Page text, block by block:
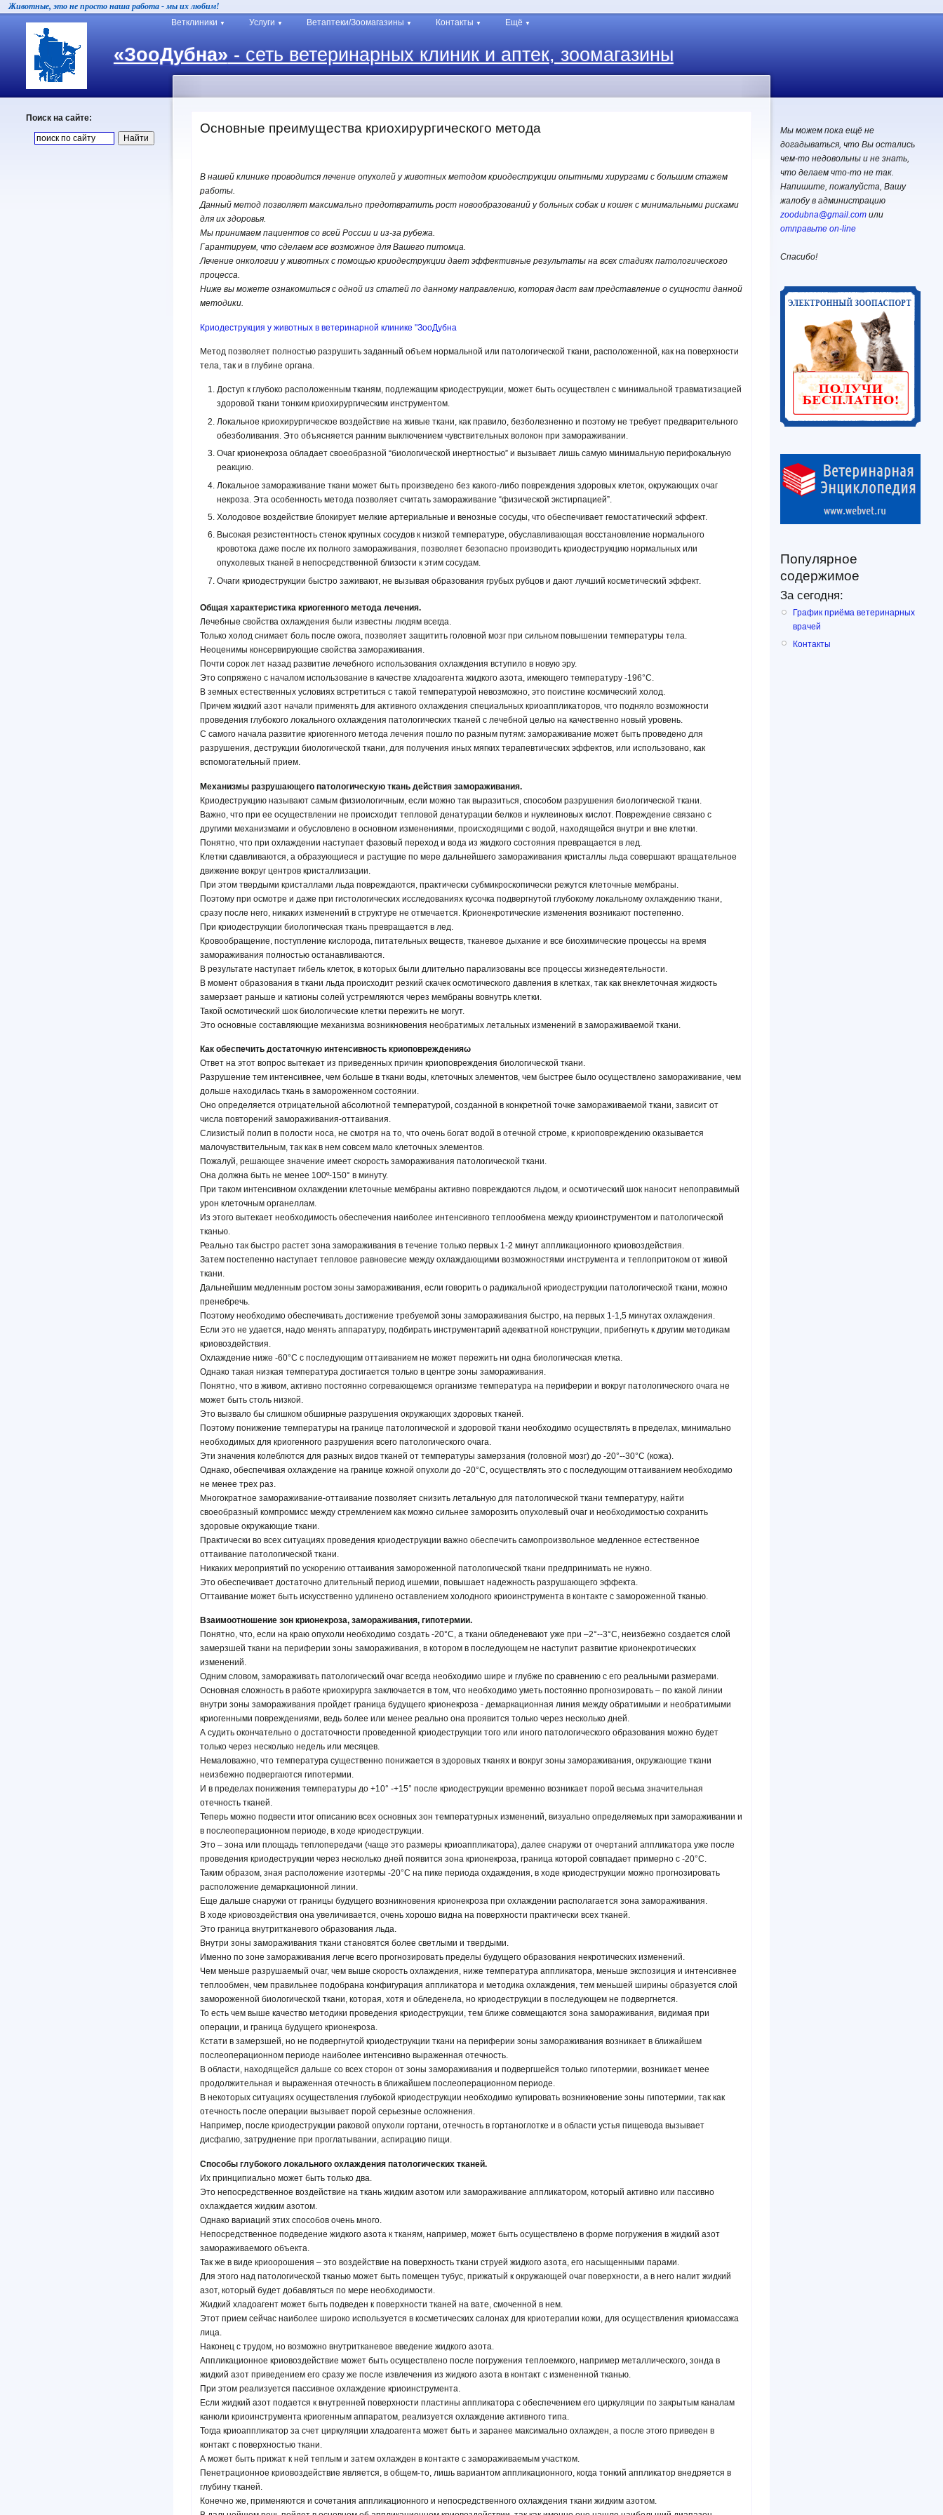
Животные, это не просто наша работа - мы их любим!
«ЗооДубна» - сеть ветеринарных клиник и аптек, зоомагазины
Ветклиники ▼ Услуги ▼ Ветаптеки/Зоомагазины ▼ Контакты ▼ Ещё ▼
Поиск на сайте:
Основные преимущества криохирургического метода
В нашей клинике проводится лечение опухолей у животных методом криодеструкции опытными хирургами с большим стажем
работы.
Данный метод позволяет максимально предотвратить рост новообразований у больных собак и кошек с минимальными рисками
для их здоровья.
Мы принимаем пациентов со всей России и из-за рубежа.
Гарантируем, что сделаем все возможное для Вашего питомца.
Лечение онкологии у животных с помощью криодеструкции дает эффективные результаты на всех стадиях патологического
процесса.
Ниже вы можете ознакомиться с одной из статей по данному направлению, которая даст вам представление о сущности данной
методики.
Криодеструкция у животных в ветеринарной клинике "ЗооДубна
Метод позволяет полностью разрушить заданный объем нормальной или патологической ткани, расположенной, как на поверхности
тела, так и в глубине органа.
Доступ к глубоко расположенным тканям, подлежащим криодеструкции, может быть осуществлен с минимальной травматизацией
здоровой ткани тонким криохирургическим инструментом.
Локальное криохирургическое воздействие на живые ткани, как правило, безболезненно и поэтому не требует предварительного
обезболивания. Это объясняется ранним выключением чувствительных волокон при замораживании.
Очаг крионекроза обладает своеобразной “биологической инертностью” и вызывает лишь самую минимальную перифокальную
реакцию.
Локальное замораживание ткани может быть произведено без какого-либо повреждения здоровых клеток, окружающих очаг
некроза. Эта особенность метода позволяет считать замораживание “физической экстирпацией”.
Холодовое воздействие блокирует мелкие артериальные и венозные сосуды, что обеспечивает гемостатический эффект.
Высокая резистентность стенок крупных сосудов к низкой температуре, обуславливающая восстановление нормального
кровотока даже после их полного замораживания, позволяет безопасно производить криодеструкцию нормальных или
опухолевых тканей в непосредственной близости к этим сосудам.
Очаги криодеструкции быстро заживают, не вызывая образования грубых рубцов и дают лучший косметический эффект.
Общая характеристика криогенного метода лечения.
Лечебные свойства охлаждения были известны людям всегда.
Только холод снимает боль после ожога, позволяет защитить головной мозг при сильном повышении температуры тела.
Неоценимы консервирующие свойства замораживания.
Почти сорок лет назад развитие лечебного использования охлаждения вступило в новую эру.
Это сопряжено с началом использование в качестве хладоагента жидкого азота, имеющего температуру -196°С.
В земных естественных условиях встретиться с такой температурой невозможно, это поистине космический холод.
Причем жидкий азот начали применять для активного охлаждения специальных криоаппликаторов, что подняло возможности
проведения глубокого локального охлаждения патологических тканей с лечебной целью на качественно новый уровень.
С самого начала развитие криогенного метода лечения пошло по разным путям: замораживание может быть проведено для
разрушения, деструкции биологической ткани, для получения иных мягких терапевтических эффектов, или использовано, как
вспомогательный прием.
Механизмы разрушающего патологическую ткань действия замораживания.
Криодеструкцию называют самым физиологичным, если можно так выразиться, способом разрушения биологической ткани.
Важно, что при ее осуществлении не происходит тепловой денатурации белков и нуклеиновых кислот. Повреждение связано с
другими механизмами и обусловлено в основном изменениями, происходящими с водой, находящейся внутри и вне клетки.
Понятно, что при охлаждении наступает фазовый переход и вода из жидкого состояния превращается в лед.
Клетки сдавливаются, а образующиеся и растущие по мере дальнейшего замораживания кристаллы льда совершают вращательное
движение вокруг центров кристаллизации.
При этом твердыми кристаллами льда повреждаются, практически субмикроскопически режутся клеточные мембраны.
Поэтому при осмотре и даже при гистологических исследованиях кусочка подвергнутой глубокому локальному охлаждению ткани,
сразу после него, никаких изменений в структуре не отмечается. Крионекротические изменения возникают постепенно.
При криодеструкции биологическая ткань превращается в лед.
Кровообращение, поступление кислорода, питательных веществ, тканевое дыхание и все биохимические процессы на время
замораживания полностью останавливаются.
В результате наступает гибель клеток, в которых были длительно парализованы все процессы жизнедеятельности.
В момент образования в ткани льда происходит резкий скачек осмотического давления в клетках, так как внеклеточная жидкость
замерзает раньше и катионы солей устремляются через мембраны вовнутрь клетки.
Такой осмотический шок биологические клетки пережить не могут.
Это основные составляющие механизма возникновения необратимых летальных изменений в замораживаемой ткани.
Как обеспечить достаточную интенсивность криоповрежденияω
Ответ на этот вопрос вытекает из приведенных причин криоповреждения биологической ткани.
Разрушение тем интенсивнее, чем больше в ткани воды, клеточных элементов, чем быстрее было осуществлено замораживание, чем
дольше находилась ткань в замороженном состоянии.
Оно определяется отрицательной абсолютной температурой, созданной в конкретной точке замораживаемой ткани, зависит от
числа повторений замораживания-оттаивания.
Слизистый полип в полости носа, не смотря на то, что очень богат водой в отечной строме, к криоповреждению оказывается
малочувствительным, так как в нем совсем мало клеточных элементов.
Пожалуй, решающее значение имеет скорость замораживания патологической ткани.
Она должна быть не менее 100º-150° в минуту.
При таком интенсивном охлаждении клеточные мембраны активно повреждаются льдом, и осмотический шок наносит непоправимый
урон клеточным органеллам.
Из этого вытекает необходимость обеспечения наиболее интенсивного теплообмена между криоинструментом и патологической
тканью.
Реально так быстро растет зона замораживания в течение только первых 1-2 минут аппликационного криовоздействия.
Затем постепенно наступает тепловое равновесие между охлаждающими возможностями инструмента и теплопритоком от живой
ткани.
Дальнейшим медленным ростом зоны замораживания, если говорить о радикальной криодеструкции патологической ткани, можно
пренебречь.
Поэтому необходимо обеспечивать достижение требуемой зоны замораживания быстро, на первых 1-1,5 минутах охлаждения.
Если это не удается, надо менять аппаратуру, подбирать инструментарий адекватной конструкции, прибегнуть к другим методикам
криовоздействия.
Охлаждение ниже -60°С с последующим оттаиванием не может пережить ни одна биологическая клетка.
Однако такая низкая температура достигается только в центре зоны замораживания.
Понятно, что в живом, активно постоянно согревающемся организме температура на периферии и вокруг патологического очага не
может быть столь низкой.
Это вызвало бы слишком обширные разрушения окружающих здоровых тканей.
Поэтому понижение температуры на границе патологической и здоровой ткани необходимо осуществлять в пределах, минимально
необходимых для криогенного разрушения всего патологического очага.
Эти значения колеблются для разных видов тканей от температуры замерзания (головной мозг) до -20°--30°С (кожа).
Однако, обеспечивая охлаждение на границе кожной опухоли до -20°С, осуществлять это с последующим оттаиванием необходимо
не менее трех раз.
Многократное замораживание-оттаивание позволяет снизить летальную для патологической ткани температуру, найти
своеобразный компромисс между стремлением как можно сильнее заморозить опухолевый очаг и необходимостью сохранить
здоровые окружающие ткани.
Практически во всех ситуациях проведения криодеструкции важно обеспечить самопроизвольное медленное естественное
оттаивание патологической ткани.
Никаких мероприятий по ускорению оттаивания замороженной патологической ткани предпринимать не нужно.
Это обеспечивает достаточно длительный период ишемии, повышает надежность разрушающего эффекта.
Оттаивание может быть искусственно удлинено оставлением холодного криоинструмента в контакте с замороженной тканью.
Взаимоотношение зон крионекроза, замораживания, гипотермии.
Понятно, что, если на краю опухоли необходимо создать -20°С, а ткани обледеневают уже при –2°--3°С, неизбежно создается слой
замерзшей ткани на периферии зоны замораживания, в котором в последующем не наступит развитие крионекротических
изменений.
Одним словом, замораживать патологический очаг всегда необходимо шире и глубже по сравнению с его реальными размерами.
Основная сложность в работе криохирурга заключается в том, что необходимо уметь постоянно прогнозировать – по какой линии
внутри зоны замораживания пройдет граница будущего крионекроза - демаркационная линия между обратимыми и необратимыми
криогенными повреждениями, ведь более или менее реально она проявится только через несколько дней.
А судить окончательно о достаточности проведенной криодеструкции того или иного патологического образования можно будет
только через несколько недель или месяцев.
Немаловажно, что температура существенно понижается в здоровых тканях и вокруг зоны замораживания, окружающие ткани
неизбежно подвергаются гипотермии.
И в пределах понижения температуры до +10° -+15° после криодеструкции временно возникает порой весьма значительная
отечность тканей.
Теперь можно подвести итог описанию всех основных зон температурных изменений, визуально определяемых при замораживании и
в послеоперационном периоде, в ходе криодеструкции.
Это – зона или площадь теплопередачи (чаще это размеры криоаппликатора), далее снаружи от очертаний аппликатора уже после
проведения криодеструкции через несколько дней появится зона крионекроза, граница которой совпадает примерно с -20°С.
Таким образом, зная расположение изотермы -20°С на пике периода охдаждения, в ходе криодеструкции можно прогнозировать
расположение демаркационной линии.
Еще дальше снаружи от границы будущего возникновения крионекроза при охлаждении располагается зона замораживания.
В ходе криовоздействия она увеличивается, очень хорошо видна на поверхности практически всех тканей.
Это граница внутритканевого образования льда.
Внутри зоны замораживания ткани становятся более светлыми и твердыми.
Именно по зоне замораживания легче всего прогнозировать пределы будущего образования некротических изменений.
Чем меньше разрушаемый очаг, чем выше скорость охлаждения, ниже температура аппликатора, меньше экспозиция и интенсивнее
теплообмен, чем правильнее подобрана конфигурация аппликатора и методика охлаждения, тем меньшей ширины образуется слой
замороженной биологической ткани, которая, хотя и обледенела, но криодеструкции в последующем не подвергнется.
То есть чем выше качество методики проведения криодеструкции, тем ближе совмещаются зона замораживания, видимая при
операции, и граница будущего крионекроза.
Кстати в замерзшей, но не подвергнутой криодеструкции ткани на периферии зоны замораживания возникает в ближайшем
послеоперационном периоде наиболее интенсивно выраженная отечность.
В области, находящейся дальше со всех сторон от зоны замораживания и подвергшейся только гипотермии, возникает менее
продолжительная и выраженная отечность в ближайшем послеоперационном периоде.
В некоторых ситуациях осуществления глубокой криодеструкции необходимо купировать возникновение зоны гипотермии, так как
отечность после операции вызывает порой серьезные осложнения.
Например, после криодеструкции раковой опухоли гортани, отечность в гортаноглотке и в области устья пищевода вызывает
дисфагию, затруднение при проглатывании, аспирацию пищи.
Способы глубокого локального охлаждения патологических тканей.
Их принципиально может быть только два.
Это непосредственное воздействие на ткань жидким азотом или замораживание аппликатором, который активно или пассивно
охлаждается жидким азотом.
Однако вариаций этих способов очень много.
Непосредственное подведение жидкого азота к тканям, например, может быть осуществлено в форме погружения в жидкий азот
замораживаемого объекта.
Так же в виде криоорошения – это воздействие на поверхность ткани струей жидкого азота, его насыщенными парами.
Для этого над патологической тканью может быть помещен тубус, прижатый к окружающей очаг поверхности, а в него налит жидкий
азот, который будет добавляться по мере необходимости.
Жидкий хладоагент может быть подведен к поверхности тканей на вате, смоченной в нем.
Этот прием сейчас наиболее широко используется в косметических салонах для криотерапии кожи, для осуществления криомассажа
лица.
Наконец с трудом, но возможно внутритканевое введение жидкого азота.
Аппликационное криовоздействие может быть осуществлено после погружения теплоемкого, например металлического, зонда в
жидкий азот приведением его сразу же после извлечения из жидкого азота в контакт с измененной тканью.
При этом реализуется пассивное охлаждение криоинструмента.
Если жидкий азот подается к внутренней поверхности пластины аппликатора с обеспечением его циркуляции по закрытым каналам
канюли криоинструмента криогенным аппаратом, реализуется охлаждение активного типа.
Тогда криоаппликатор за счет циркуляции хладоагента может быть и заранее максимально охлажден, а после этого приведен в
контакт с поверхностью ткани.
А может быть прижат к ней теплым и затем охлажден в контакте с замораживаемым участком.
Пенетрационное криовоздействие является, в общем-то, лишь вариантом аппликационного, когда тонкий аппликатор внедряется в
глубину тканей.
Конечно же, применяются и сочетания аппликационного и непосредственного охлаждения ткани жидким азотом.
Мы можем пока ещё не
догадываться, что Вы остались
чем-то недовольны и не знать,
что делаем что-то не так.
Напишите, пожалуйста, Вашу
жалобу в администрацию
zoodubna@gmail.com или
отправьте on-line
Спасибо!
Популярное
содержимое
За сегодня:
График приёма ветеринарных
врачей
Контакты